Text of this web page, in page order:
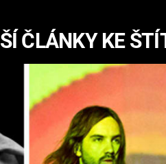
KINGDOM
COME:
DELIVERANCE
ESPORT
ČLÁNKY KE